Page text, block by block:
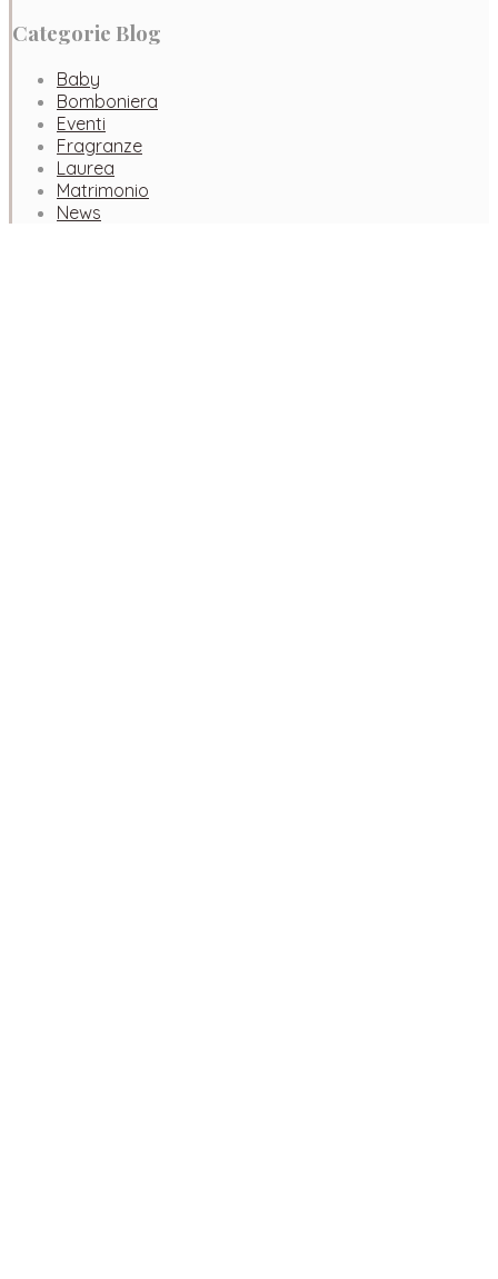
Categorie Blog
Baby
Bomboniera
Eventi
Fragranze
Laurea
Matrimonio
News